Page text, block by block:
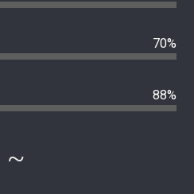
70%
88%